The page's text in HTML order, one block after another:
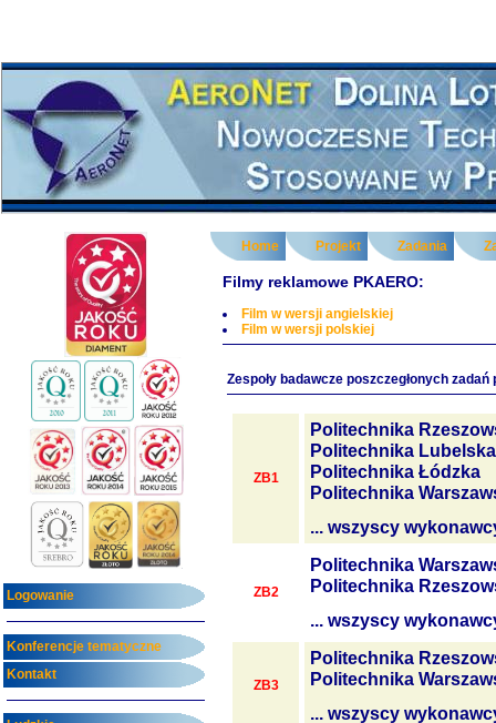
Logowanie
Konferencje tematyczne
Kontakt
Home Projekt Zadania
Filmy reklamowe PKAERO:
Film w wersji angielskiej
Film w wersji polskiej
Zespoły badawcze poszczegłonych zadań
ZB1
Politechnika
Politechnika Lubelska
Politechnika Łódzka
Politechnika
... wszyscy
ZB2
Politechnika
Politechnika
... wszyscy
ZB3
Politechnika
Politechnika
... wszyscy